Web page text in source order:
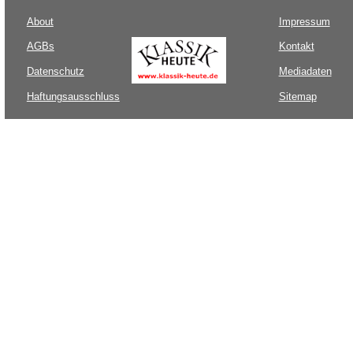
About
AGBs
Datenschutz
Haftungsausschluss
Impressum
Kontakt
Mediadaten
Sitemap